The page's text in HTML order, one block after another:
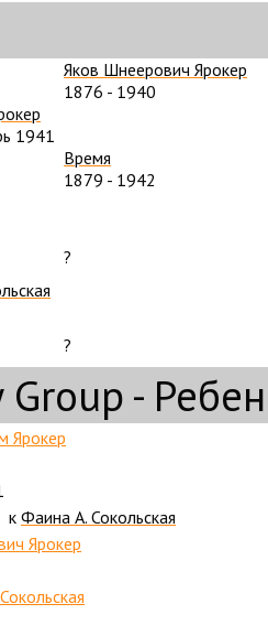
Яков Шнеерович Ярокер
1876 - 1940
1941
Время
1879 - 1942
?
?
-
Ярокер
к Фаина А. Сокольская
Ярокер